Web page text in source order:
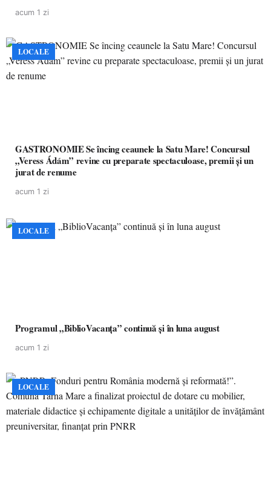
acum 1 zi
LOCALE
GASTRONOMIE Se încing ceaunele la Satu Mare! Concursul
„Veress Ádám” revine cu preparate spectaculoase, premii și un
jurat de renume
acum 1 zi
LOCALE
Programul „BiblioVacanța” continuă și în luna august
acum 1 zi
LOCALE